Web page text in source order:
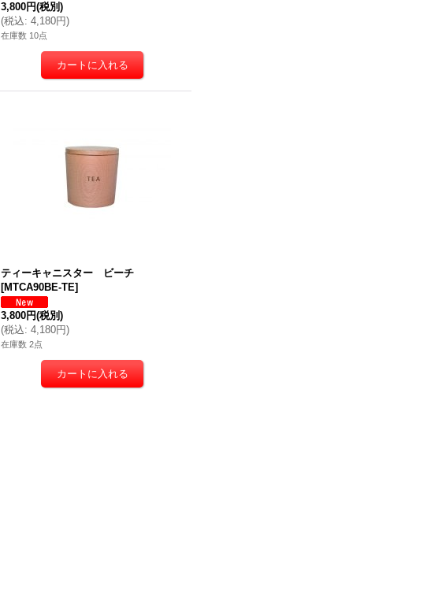
3,800円(税別)
(税込: 4,180円)
在庫数 10点
ティーキャニスター ビーチ
[MTCA90BE-TE]
3,800円(税別)
(税込: 4,180円)
在庫数 2点